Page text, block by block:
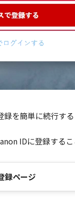
を簡単に続行する
IDに登録するこ
録ページ